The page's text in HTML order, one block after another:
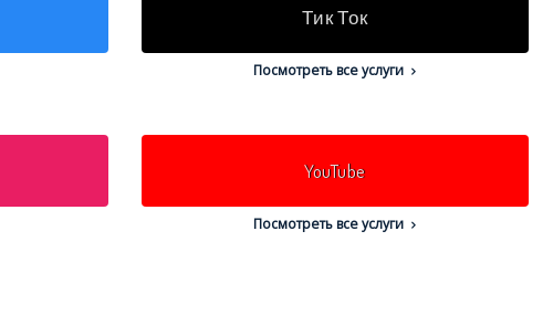
Тик Ток
Посмотреть все услуги
YouTube
Посмотреть все услуги